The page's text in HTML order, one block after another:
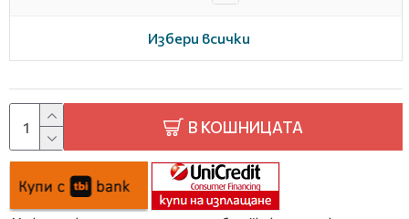
Избери всички
В КОШНИЦАТА